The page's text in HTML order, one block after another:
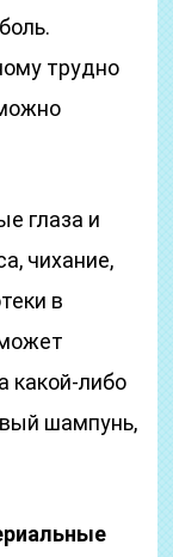
трудно
глаза и
чихание,
в
какой-либо
шампунь,